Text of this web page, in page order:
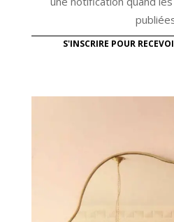
S'INSCRIRE POUR